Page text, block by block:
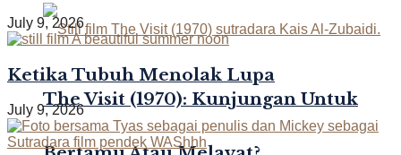
The Visit (1970): Kunjungan Untuk
July 9, 2026
Ketika Tubuh Menolak Lupa
July 9, 2026